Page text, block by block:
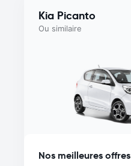
Kia Picanto
Ou similaire
Nos meilleures offres